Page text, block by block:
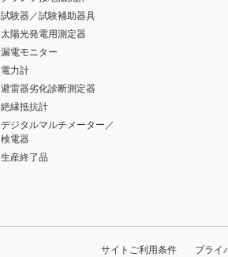
試験器／試験補助器具
太陽光発電用測定器
漏電モニター
電力計
避雷器劣化診断測定器
絶縁抵抗計
デジタルマルチメーター／
検電器
生産終了品
サイトご利用条件 プライ